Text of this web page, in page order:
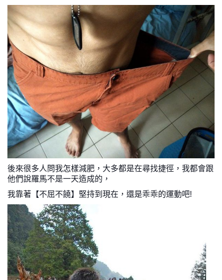
後來很多人問我怎樣減肥，大多都是在尋找捷徑，我都會跟
他們說羅馬不是一天造成的，
我靠著【不屈不饒】堅持到現在，還是乖乖的運動吧!